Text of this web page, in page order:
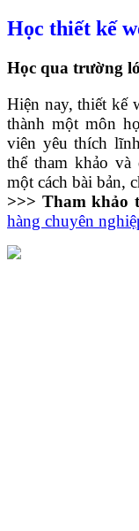
Học thiết kế
Học qua trường
Hiện nay, thiết kế
thành một môn
viên yêu thích
thể tham khảo
một cách bài bản,
>>> Tham khảo
hàng chuyên